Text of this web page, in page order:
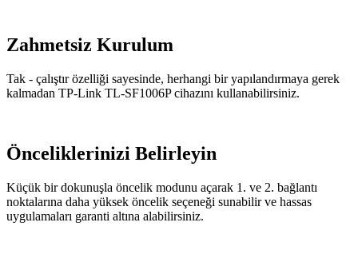
Zahmetsiz Kurulum
Tak - çalıştır özelliği sayesinde, herhangi bir yapılandırmaya gerek
kalmadan TP-Link TL-SF1006P cihazını kullanabilirsiniz.
Önceliklerinizi Belirleyin
Küçük bir dokunuşla öncelik modunu açarak 1. ve 2. bağlantı
noktalarına daha yüksek öncelik seçeneği sunabilir ve hassas
uygulamaları garanti altına alabilirsiniz.